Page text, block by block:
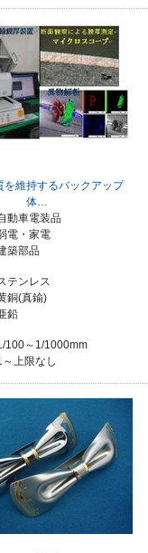
を維持するバックアップ
体…
動車電装品
電・家電
築部品
テンレス
銅(真鍮)
鉛
100～1/1000mm
～上限なし